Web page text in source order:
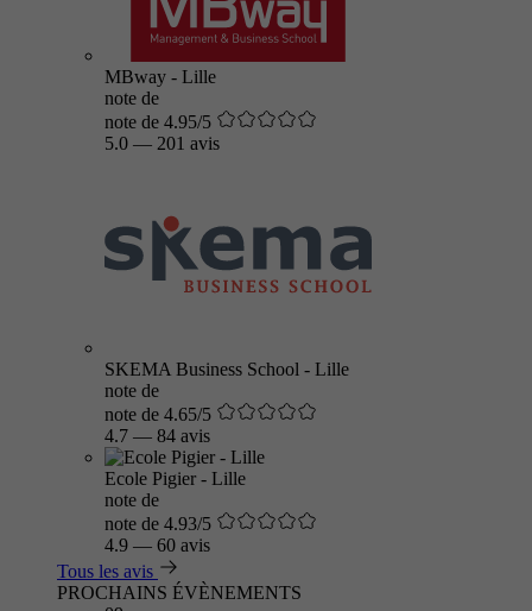
MBway - Lille
note de
note de 4.95/5
5.0 — 201 avis
SKEMA Business School - Lille
note de
note de 4.65/5
4.7 — 84 avis
Ecole Pigier - Lille
note de
note de 4.93/5
4.9 — 60 avis
Tous les avis
PROCHAINS ÉVÈNEMENTS